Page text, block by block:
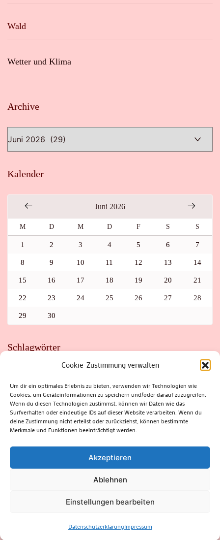
Cookie-Zustimmung verwalten
Um dir ein optimales Erlebnis zu bieten, verwenden wir Technologien wie
Cookies, um Geräteinformationen zu speichern und/oder darauf zuzugreifen.
Wenn du diesen Technologien zustimmst, können wir Daten wie das
Surfverhalten oder eindeutige IDs auf dieser Website verarbeiten. Wenn du
deine Zustimmung nicht erteilst oder zurückziehst, können bestimmte
Merkmale und Funktionen beeinträchtigt werden.
Akzeptieren
Ablehnen
Einstellungen bearbeiten
DatenschutzerklärungImpressum
Wald
Wetter und Klima
Archive
Kalender
Juni 2026
M D M D F S S
1 2 3 4 5 6 7
8 9 10 11 12 13 14
15 16 17 18 19 20 21
22 23 24 25 26 27 28
29 30
Schlagwörter
FAHRRAD
FLOHMARKT FOLK GEWINNSPIEL
HITZE
HITZEFALLE AUTO
IRISH DANCE JAZZ
KABARETT
KINDER
KIRMES KLASSIK
KLEINE SUHLER REIHE
KRIMI
KULTUR LESUNG LOTTO
MEININGEN
PARASITEN
PILZE SCHLEUSINGEN
SCHULWEG
SOMMERFERIEN
SPORT SRH
STADTFEST
STADTMARKETING
STRASSENSPERRUNG
SUHL
SUHLER FRÜHLING
SUHLER STADTMARKETING
THÜRINGER WALD
ZELLA-MEHLIS
(c) Rhön-Rennsteig-Verlag 2024. Alle Rechte vorbehalten.
Datenschutzerklärung